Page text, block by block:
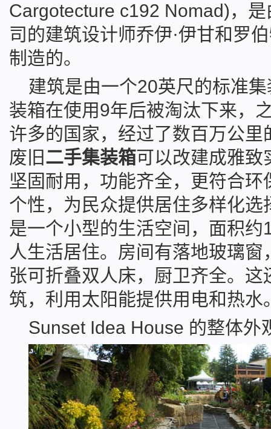
集装箱房屋网
Cargotecture c192 Nomad)，
司的建筑设计师乔伊·伊甘和罗
制造的。
建筑是由一个20英尺的标准
装箱在使用9年后被淘汰下来，
许多的国家，经过了数百万公
废旧二手集装箱可以改建成雅致
坚固耐用，功能齐全，更符合
个性，为民众提供居住多样化
是一个小型的生活空间，面积
人生活居住。房间有落地玻璃
张可折叠双人床，厨卫齐全。
筑，利用太阳能提供用电和热水
Sunset Idea House 的整体外